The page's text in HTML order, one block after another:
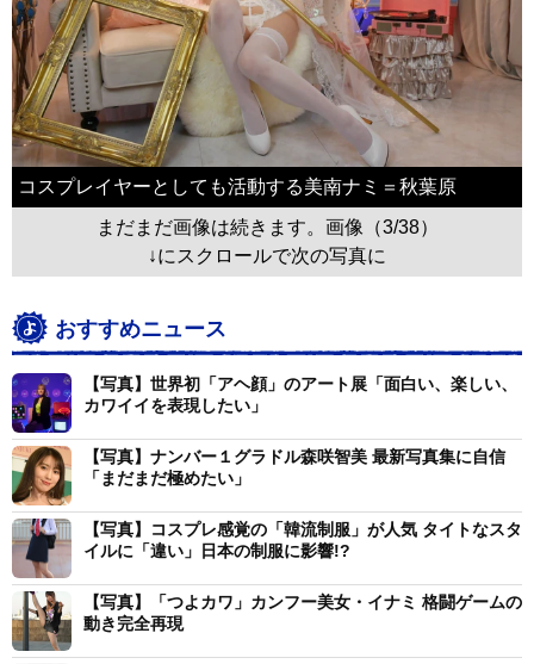
コスプレイヤーとしても活動する美南ナミ＝秋葉原
まだまだ画像は続きます。画像（3/38）
↓にスクロールで次の写真に
おすすめニュース
【写真】世界初「アヘ顔」のアート展「面白い、楽しい、
カワイイを表現したい」
【写真】ナンバー１グラドル森咲智美 最新写真集に自信
「まだまだ極めたい」
【写真】コスプレ感覚の「韓流制服」が人気 タイトなスタ
イルに「違い」日本の制服に影響!?
【写真】「つよカワ」カンフー美女・イナミ 格闘ゲームの
動き完全再現